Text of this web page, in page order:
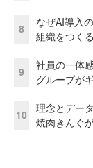
8
なぜAI導入
組織をつく
9
社員の一体
グループが
10
理念とデー
焼肉きんぐ